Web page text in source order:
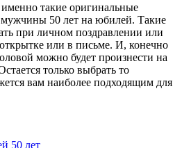
такие оригинальные
мужчины 50 лет на юбилей. Такие
при личном поздравлении или
или в письме. И, конечно
можно будет произнести на
только выбрать то
вам наиболее подходящим для